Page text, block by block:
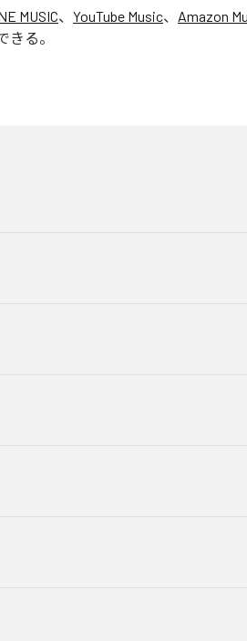
MUSIC、 YouTube Music、 Amazon
る。